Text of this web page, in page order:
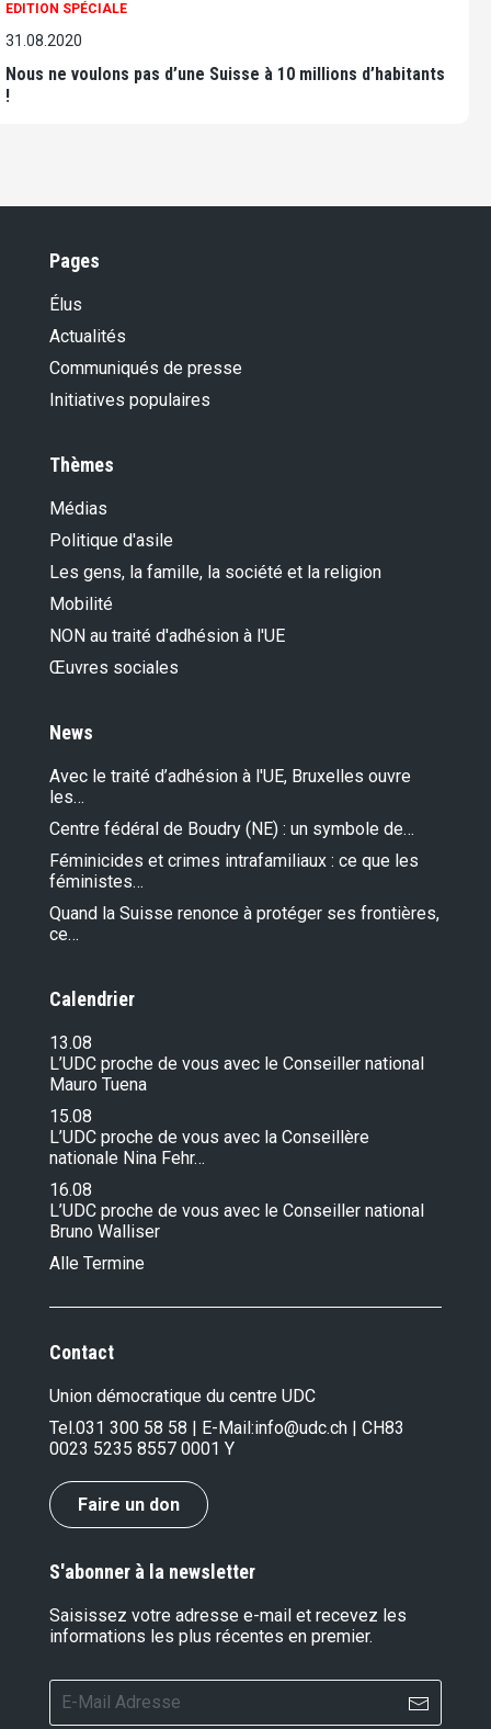
EDITION SPÉCIALE
31.08.2020
Nous ne voulons pas d’une Suisse à 10 millions d’habitants
!
Pages
Élus
Actualités
Communiqués de presse
Initiatives populaires
Thèmes
Médias
Politique d'asile
Les gens, la famille, la société et la religion
Mobilité
NON au traité d'adhésion à l'UE
Œuvres sociales
News
Avec le traité d’adhésion à l'UE, Bruxelles ouvre
les…
Centre fédéral de Boudry (NE) : un symbole de…
Féminicides et crimes intrafamiliaux : ce que les
féministes…
Quand la Suisse renonce à protéger ses frontières,
ce…
Calendrier
13.08
L’UDC proche de vous avec le Conseiller national
Mauro Tuena
15.08
L’UDC proche de vous avec la Conseillère
nationale Nina Fehr…
16.08
L’UDC proche de vous avec le Conseiller national
Bruno Walliser
Alle Termine
Contact
Union démocratique du centre UDC
Tel.031 300 58 58 | E-Mail:info@udc.ch | CH83
0023 5235 8557 0001 Y
Faire un don
S'abonner à la newsletter
Saisissez votre adresse e-mail et recevez les
informations les plus récentes en premier.